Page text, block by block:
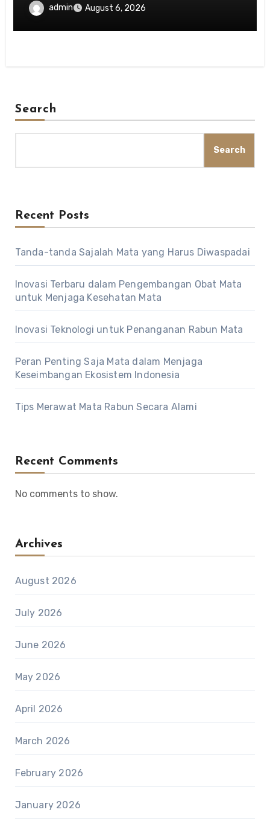
admin August 6, 2026
Search
Search
Recent Posts
Tanda-tanda Sajalah Mata yang Harus Diwaspadai
Inovasi Terbaru dalam Pengembangan Obat Mata
untuk Menjaga Kesehatan Mata
Inovasi Teknologi untuk Penanganan Rabun Mata
Peran Penting Saja Mata dalam Menjaga
Keseimbangan Ekosistem Indonesia
Tips Merawat Mata Rabun Secara Alami
Recent Comments
No comments to show.
Archives
August 2026
July 2026
June 2026
May 2026
April 2026
March 2026
February 2026
January 2026